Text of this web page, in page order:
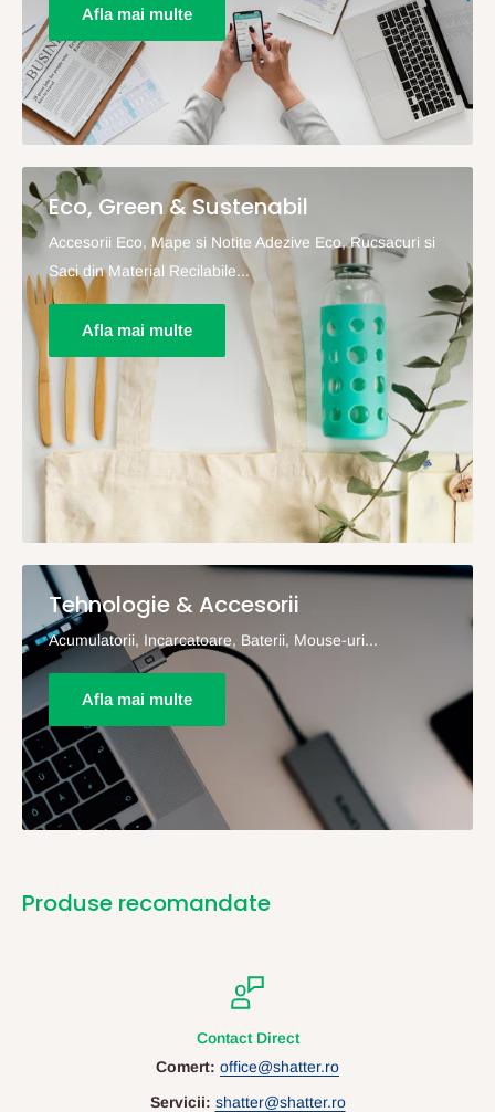
Afla mai multe
Eco, Green & Sustenabil
Accesorii Eco, Mape si Notite Adezive Eco, Rucsacuri si
Saci din Material Recilabile...
Afla mai multe
Tehnologie & Accesorii
Acumulatorii, Incarcatoare, Baterii, Mouse-uri...
Afla mai multe
Produse recomandate
Contact Direct
Comert: office@shatter.ro
Servicii: shatter@shatter.ro